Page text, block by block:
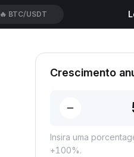
🔥 BTC/USDT
Crescimento
Insira uma
+100%.